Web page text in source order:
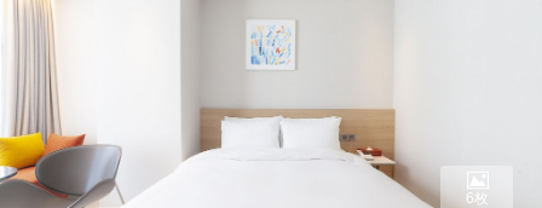
6枚